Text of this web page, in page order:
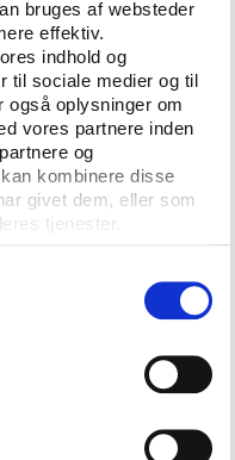
bruges af websteder
effektiv.
indhold og
til sociale medier og til
også oplysninger om
vores partnere inden
og
kombinere disse
givet dem, eller som
tjenester.
og lavet i
DGI, DIF,
Udvalg for
på Holmen i
deres
at faciliteterne
stor betydning for
er brug for en
af de rammer,
der er